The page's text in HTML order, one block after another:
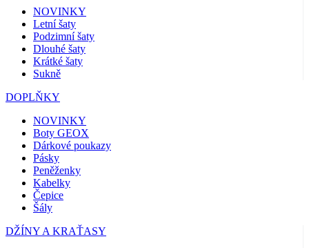
NOVINKY
Letní šaty
Podzimní šaty
Dlouhé šaty
Krátké šaty
Sukně
DOPLŇKY
NOVINKY
Boty GEOX
Dárkové poukazy
Pásky
Peněženky
Kabelky
Čepice
Šály
DŽÍNY A KRAŤASY